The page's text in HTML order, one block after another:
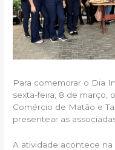
Para comemorar o Dia
sexta-feira, 8 de março,
Comércio de Matão e
presentear as
A atividade acontece na